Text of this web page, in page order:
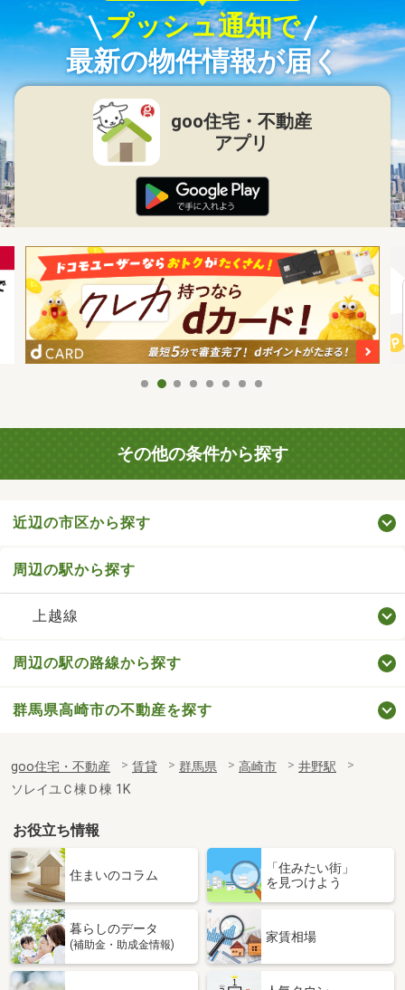
プッシュ通知で
最新の物件情報が届く
goo住宅・不動産
アプリ
その他の条件から探す
近辺の市区から探す
周辺の駅から探す
上越線
周辺の駅の路線から探す
群馬県高崎市の不動産を探す
goo住宅・不動産 賃貸 群馬県 高崎市
井野駅
ソレイユＣ棟Ｄ棟 1K
お役立ち情報
住まいのコラム
「住みたい街」
を見つけよう
暮らしのデータ
(補助金・助成金情報)
家賃相場